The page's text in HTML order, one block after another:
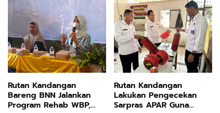
Rutan Kandangan
Bareng BNN Jalankan
Program Rehab WBP,
Rutan Kandangan
Lakukan Pengecekan
Sarpras APAR Guna